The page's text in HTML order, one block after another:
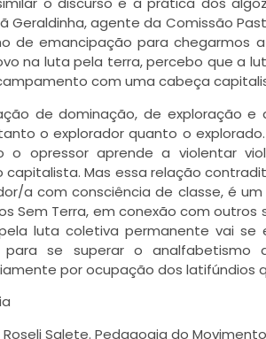
Geraldinha, agente da Comissão
de emancipação para chegarmos
na luta pela terra, percebo que a
com uma cabeça
de dominação, de exploração
o explorador quanto o
o opressor aprende a violentar
capitalista. Mas essa relação
a com consciência de classe, é
Sem Terra, em conexão com
luta coletiva permanente vai se
para se superar o analfabetismo
por ocupação dos latifúndios
Roseli Salete. Pedagogia do